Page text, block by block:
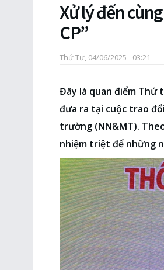
Xử lý đến
CP”
Thứ Tư, 04/06/2025 - 03:21
Đây là quan điểm Thứ
đưa ra tại cuộc trao
trường (NN&MT).
nhiệm triệt để những